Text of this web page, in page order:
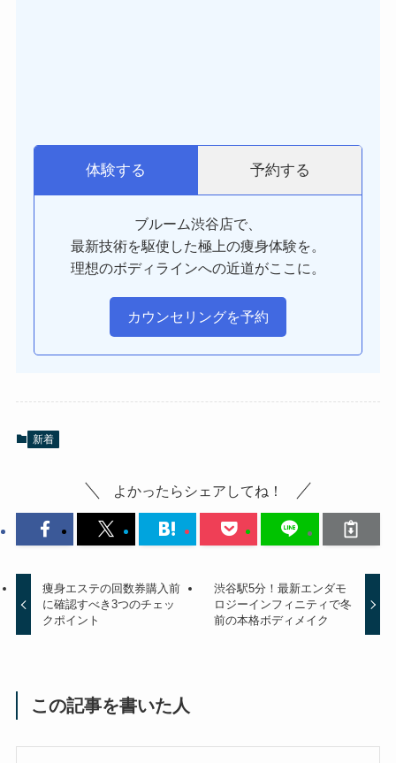
体験する 予約する
ブルーム渋谷店で、
最新技術を駆使した極上の痩身体験を。
理想のボディラインへの近道がここに。
カウンセリングを予約
新着
よかったらシェアしてね！
痩身エステの回数券購入前
に確認すべき3つのチェッ
クポイント
渋谷駅5分！最新エンダモ
ロジーインフィニティで冬
前の本格ボディメイク
この記事を書いた人